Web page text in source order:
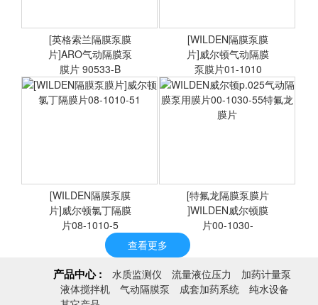
<查看详情> <查看详情>
<查看详情>
[英格索兰隔膜泵膜
片]ARO气动隔膜泵
膜片 90533-B
WILDEN威尔顿气动隔膜泵
<查看详情>
[WILDEN隔膜泵膜
片]威尔顿气动隔膜
泵膜片01-1010
[WILDEN隔膜泵膜片]威尔
顿氯丁隔膜片08-1010-51
[WILDEN隔膜泵膜
片]威尔顿氯丁隔膜
片08-1010-5
WILDEN威尔顿p.025气动
隔膜泵用膜片00-1030-55
[特氟龙隔膜泵膜片
]WILDEN威尔顿膜
片00-1030-
查看更多
产品中心 : 水质监测仪 流量液位压力
加药计量泵
液体搅拌机
气动隔膜泵 成套加药系统
纯水设备